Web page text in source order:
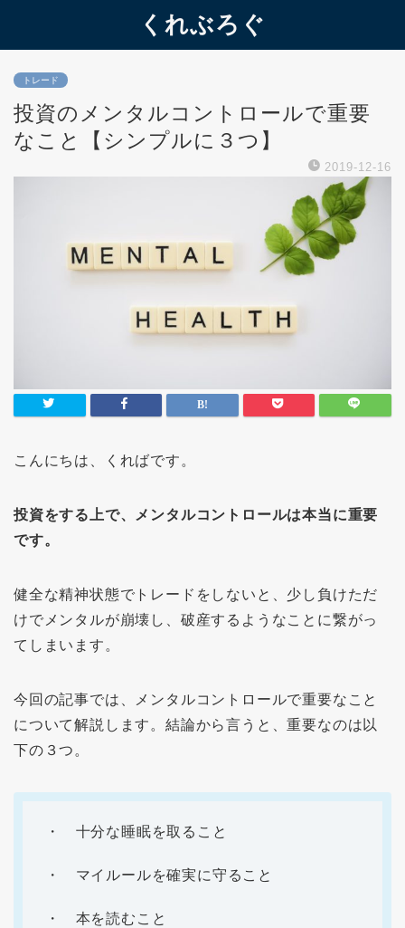
くれぶろぐ
トレード
投資のメンタルコントロールで重要
なこと【シンプルに３つ】
2019-12-16
こんにちは、くればです。
投資をする上で、メンタルコントロールは本当に重要
です。
健全な精神状態でトレードをしないと、少し負けただ
けでメンタルが崩壊し、破産するようなことに繋がっ
てしまいます。
今回の記事では、メンタルコントロールで重要なこと
について解説します。結論から言うと、重要なのは以
下の３つ。
・ 十分な睡眠を取ること
・ マイルールを確実に守ること
・ 本を読むこと